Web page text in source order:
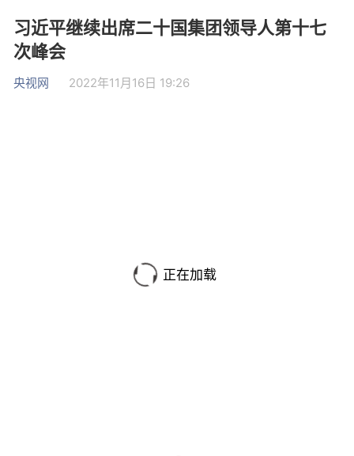
习近平继续出席二十国集团领导人第十七
次峰会
央视网 2022年11月16日 19:26
正在加载